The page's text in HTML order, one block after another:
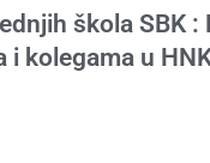
škola SBK :
i kolegama u